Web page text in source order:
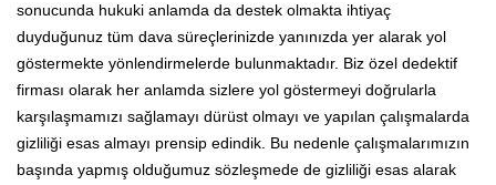
sonucunda hukuki anlamda da destek olmakta ihtiyaç
duyduğunuz tüm dava süreçlerinizde yanınızda yer alarak yol
göstermekte yönlendirmelerde bulunmaktadır. Biz özel dedektif
firması olarak her anlamda sizlere yol göstermeyi doğrularla
karşılaşmamızı sağlamayı dürüst olmayı ve yapılan çalışmalarda
gizliliği esas almayı prensip edindik. Bu nedenle çalışmalarımızın
başında yapmış olduğumuz sözleşmede de gizliliği esas alarak